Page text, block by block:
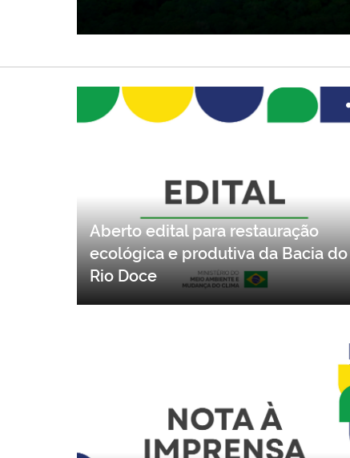
Aberto edital para restauração
ecológica e produtiva da Bacia do